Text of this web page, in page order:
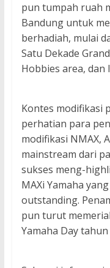
pun tumpah ruah
Bandung untuk
berhadiah, mulai
Satu Dekade
Hobbies area, dan
Kontes modifikasi
perhatian para
modifikasi NMAX,
mainstream dari
sukses meng-
MAXi Yamaha
outstanding.
pun turut
Yamaha Day tahun